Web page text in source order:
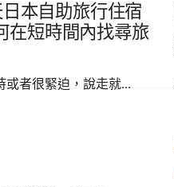
本自助旅行住宿
在短時間內找尋旅
或者很緊迫，說走就...